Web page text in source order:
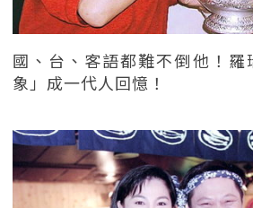
國、台、客語都難不倒他！羅
象」成一代人回憶！